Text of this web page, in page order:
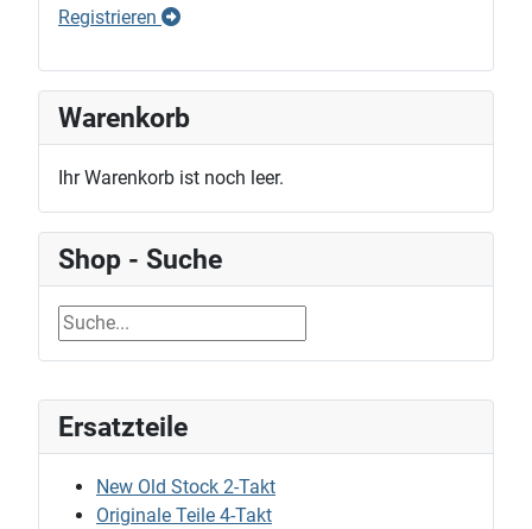
Ersatzteile
New Old Stock 2-Takt
Originale Teile 4-Takt
Registrieren
Warenkorb
Ihr Warenkorb ist noch leer.
Shop - Suche